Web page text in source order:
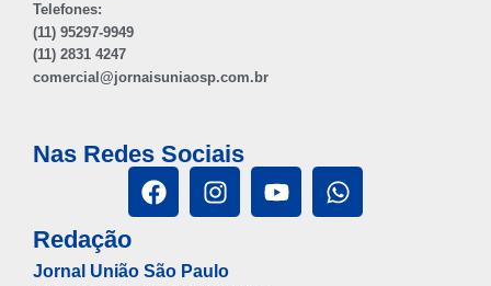
Telefones:
(11) 95297-9949
(11) 2831 4247
comercial@jornaisuniaosp.com.br
Nas Redes Sociais
Redação
Jornal União São Paulo